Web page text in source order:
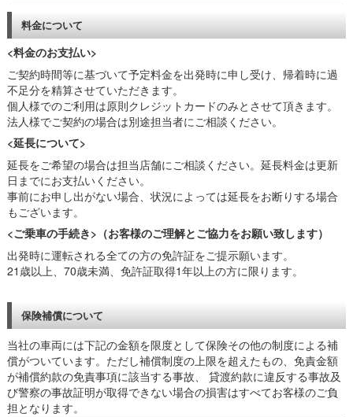
料金について
<料金のお支払い>
ご契約時間等に基づいて予定料金を出発時に申し受け、帰着時に過
不足分を精算させていただきます。
個人様でのご利用は原則クレジットカードのみとさせて頂きます。
法人様でご契約の場合は別途担当者にご相談ください。
<延長について>
延長をご希望の場合は担当店舗にご相談ください。延長料金は更新
日までにお支払いください。
事前にお申し出がない場合、状況によっては延長をお断りする場合
もございます。
<ご乗車の手続き>（お客様のご理解とご協力をお願い致します）
出発時に運転される全ての方の免許証をご提示願います。
21歳以上、70歳未満、免許証取得1年以上の方に限ります。
保険補償について
当社の車両には下記の金額を限度として保険その他の制度による補
償がついています。ただし補償制度の上限を超えたもの、免責金額
が補償約款の免責事項に該当する事故、 貸渡約款に違反する事故及
び警察の事故証明が取得できない場合の損害はすべてお客様のご負
担となります。